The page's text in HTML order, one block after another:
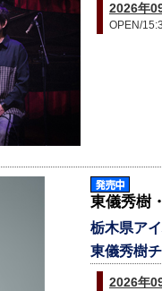
2026年
OPEN/
東儀秀樹
栃木県ア
東儀秀樹
2026年